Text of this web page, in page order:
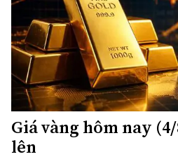
Giá vàng hôm nay
lên